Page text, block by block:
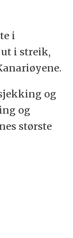
i
i streik,
og
og
største